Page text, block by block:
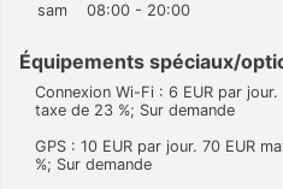
sam
08:00 - 20:00
Équipements spéciaux/
Connexion Wi-Fi : 6 EUR par
taxe de 23 %; Sur demande
GPS : 10 EUR par jour. 70 EUR
%; Sur demande